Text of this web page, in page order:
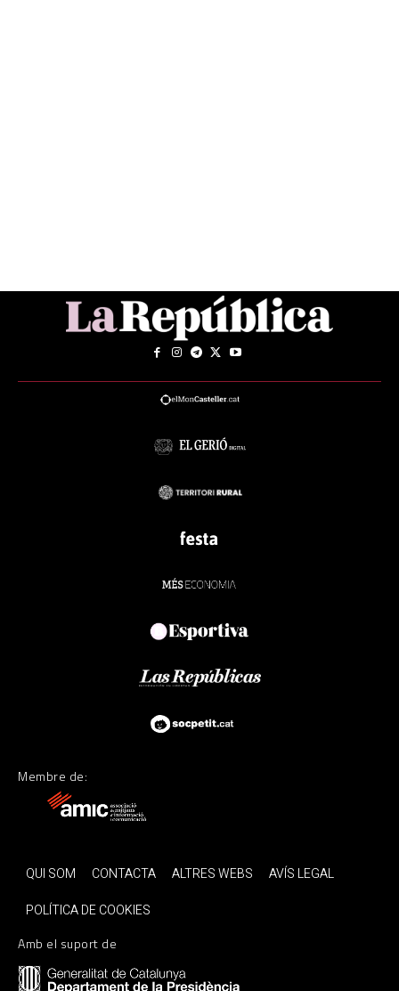
Membre de:
QUI SOM CONTACTA ALTRES WEBS
AVÍS LEGAL
POLÍTICA DE COOKIES
Amb el suport de